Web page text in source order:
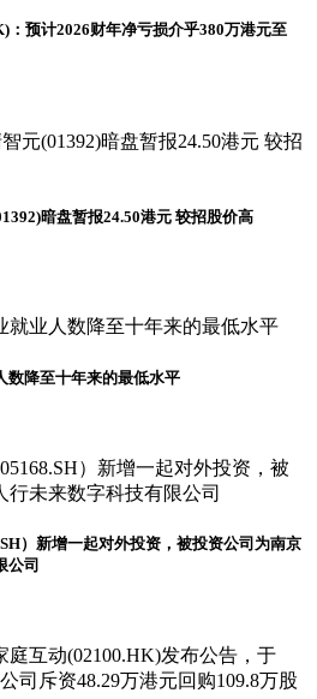
：预计2026财年净亏损介乎380万港元至
暗盘暂报24.50港元 较招股价高
数降至十年来的最低水平
）新增一起对外投资，被投资公司为南京
公司